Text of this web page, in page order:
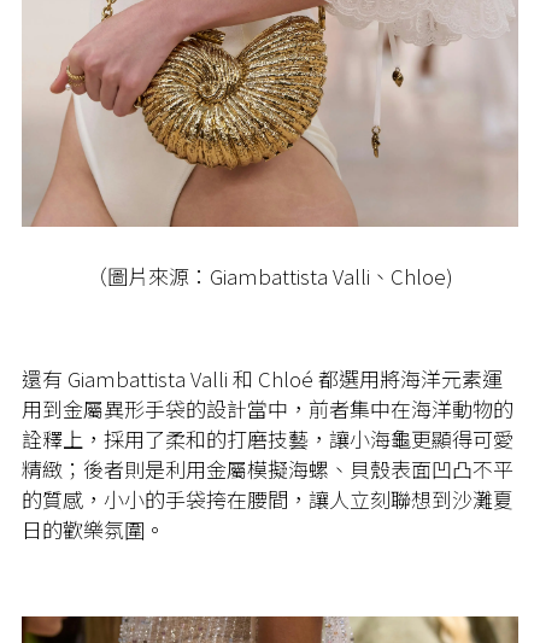
（圖片來源：Giambattista Valli、Chloe)
還有 Giambattista Valli 和 Chloé 都選用將海洋元素運
用到金屬異形手袋的設計當中，前者集中在海洋動物的
詮釋上，採用了柔和的打磨技藝，讓小海龜更顯得可愛
精緻；後者則是利用金屬模擬海螺、貝殼表面凹凸不平
的質感，小小的手袋挎在腰間，讓人立刻聯想到沙灘夏
日的歡樂氛圍。